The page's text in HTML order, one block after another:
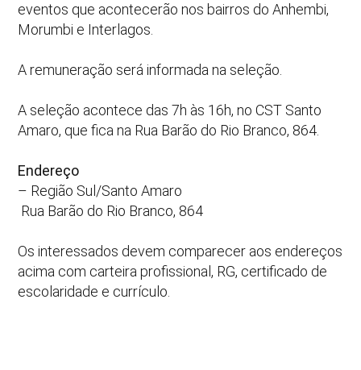
eventos que acontecerão nos bairros do Anhembi,
Morumbi e Interlagos.
A remuneração será informada na seleção.
A seleção acontece das 7h às 16h, no CST Santo
Amaro, que fica na Rua Barão do Rio Branco, 864.
Endereço
– Região Sul/Santo Amaro
Rua Barão do Rio Branco, 864
Os interessados devem comparecer aos endereços
acima com carteira profissional, RG, certificado de
escolaridade e currículo.